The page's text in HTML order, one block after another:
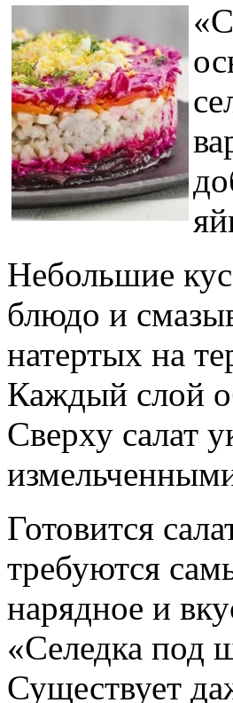
Небольшие
блюдо и
натертых на
Каждый слой
Сверху салат
Готовится
требуются
нарядное и
«Селедка под
Существует